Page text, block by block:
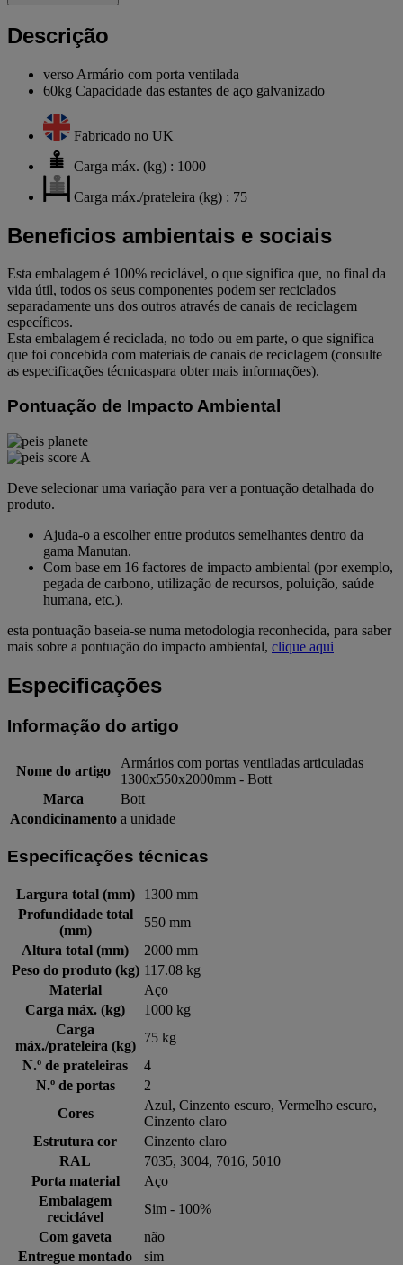
Descrição
verso Armário com porta ventilada
60kg Capacidade das estantes de aço galvanizado
Fabricado no UK
Carga máx. (kg) : 1000
Carga máx./prateleira (kg) : 75
Beneficios ambientais e sociais
Esta embalagem é 100% reciclável, o que significa que, no final da
vida útil, todos os seus componentes podem ser reciclados
separadamente uns dos outros através de canais de reciclagem
específicos.
Esta embalagem é reciclada, no todo ou em parte, o que significa
que foi concebida com materiais de canais de reciclagem (consulte
as especificações técnicaspara obter mais informações).
Pontuação de Impacto Ambiental
Deve selecionar uma variação para ver a pontuação detalhada do
produto.
Ajuda-o a escolher entre produtos semelhantes dentro da
gama Manutan.
Com base em 16 factores de impacto ambiental (por exemplo,
pegada de carbono, utilização de recursos, poluição, saúde
humana, etc.).
esta pontuação baseia-se numa metodologia reconhecida, para saber
mais sobre a pontuação do impacto ambiental, clique aqui
Especificações
Informação do artigo
Nome do artigo
Armários com portas ventiladas articuladas
1300x550x2000mm - Bott
Marca
Bott
Acondicinamento a unidade
Especificações técnicas
Largura total (mm)
1300 mm
Profundidade total
(mm)
550 mm
Altura total (mm)
2000 mm
Peso do produto (kg) 117.08 kg
Material
Aço
Carga máx. (kg)
1000 kg
Carga
máx./prateleira (kg)
75 kg
N.º de prateleiras
4
N.º de portas
2
Cores
Azul, Cinzento escuro, Vermelho escuro,
Cinzento claro
Estrutura cor
Cinzento claro
RAL
7035, 3004, 7016, 5010
Porta material
Aço
Embalagem
reciclável
Sim - 100%
Com gaveta
não
Entregue montado
sim